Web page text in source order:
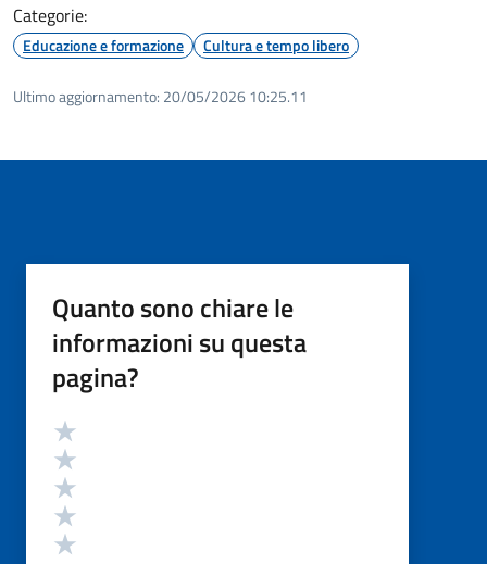
Categorie:
Educazione e formazione Cultura e tempo libero
Ultimo aggiornamento: 20/05/2026 10:25.11
Quanto sono chiare le
informazioni su questa
pagina?
Valutazione